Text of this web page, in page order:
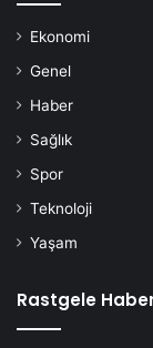
Ekonomi
Genel
Haber
Sağlık
Spor
Teknoloji
Yaşam
Rastgele